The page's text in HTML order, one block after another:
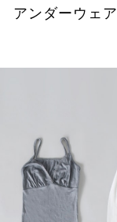
アンダーウェア